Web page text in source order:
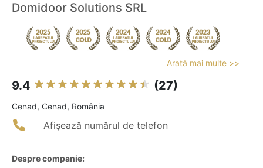
Domidoor Solutions SRL
Arată mai multe >>
9.4 (27)
Cenad, Cenad, România
Afișează numărul de telefon
Despre companie: